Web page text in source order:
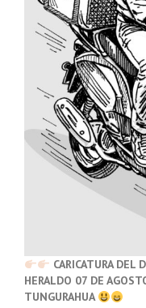
CARICATURA DEL
HERALDO 07 DE
TUNGURAHUA